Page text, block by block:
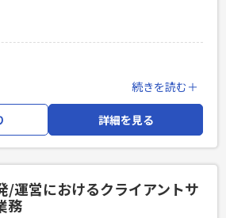
【具体的な仕事内容】 ・ゲーム仕様策
のプランナーと連携しての業務進
管理、パラメーター設定などの企画関
。 ※業務内容の変更：会社の定める範
ざいます。
続きを読む＋
詳細を見る
運営におけるクライアントサ
務